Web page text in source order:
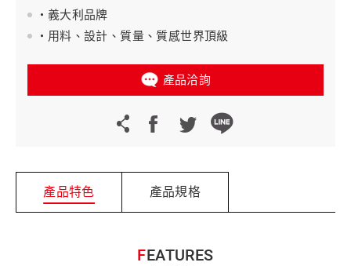
• 義大利品牌
• 用料、設計、質量、質感世界頂級
產品洽詢
產品特色 產品規格
FEATURES